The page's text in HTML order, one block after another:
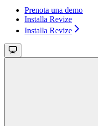
Prenota una demo
Installa Revize
Installa Revize